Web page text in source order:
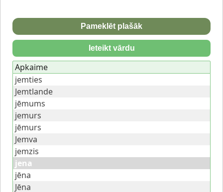
Pameklēt plašāk
Ieteikt vārdu
Apkaime
jemties
Jemtlande
jēmums
jemurs
jēmurs
Jemva
jemzis
jena
jēna
Jēna